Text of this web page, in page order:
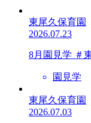
東尾久保育園
2026.07.23
8月園見学 ＃
園見学
東尾久保育園
2026.07.03